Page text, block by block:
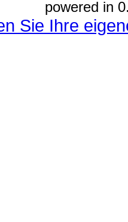
powered in
Sie Ihre